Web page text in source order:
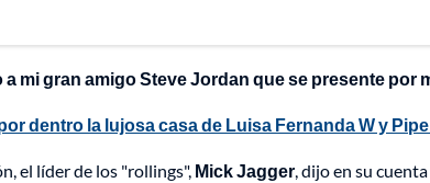
mi gran amigo Steve Jordan que se presente por
dentro la lujosa casa de Luisa Fernanda W y
el líder de los "rollings", Mick Jagger, dijo en su